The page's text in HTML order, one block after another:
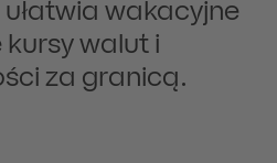
ułatwia wakacyjne
kursy walut i
za granicą.